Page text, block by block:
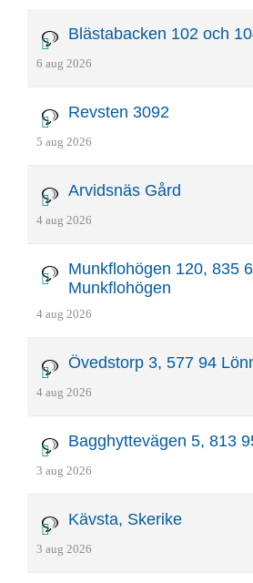
Blästabacken 102 och
6 aug 2026
Revsten 3092
5 aug 2026
Arvidsnäs Gård
4 aug 2026
Munkflohögen 120, 835
Munkflohögen
4 aug 2026
Övedstorp 3, 577 94
4 aug 2026
Bagghyttevägen 5, 813
3 aug 2026
Kävsta, Skerike
3 aug 2026